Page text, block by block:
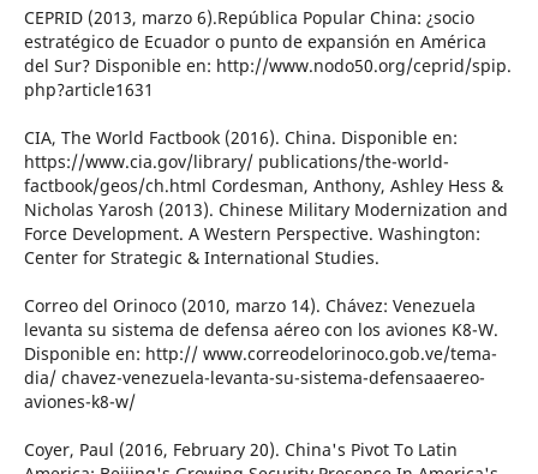
CEPRID (2013, marzo 6).República Popular China: ¿socio
estratégico de Ecuador o punto de expansión en América
del Sur? Disponible en: http://www.nodo50.org/ceprid/spip.
php?article1631
CIA, The World Factbook (2016). China. Disponible en:
https://www.cia.gov/library/ publications/the-world-
factbook/geos/ch.html Cordesman, Anthony, Ashley Hess &
Nicholas Yarosh (2013). Chinese Military Modernization and
Force Development. A Western Perspective. Washington:
Center for Strategic & International Studies.
Correo del Orinoco (2010, marzo 14). Chávez: Venezuela
levanta su sistema de defensa aéreo con los aviones K8-W.
Disponible en: http:// www.correodelorinoco.gob.ve/tema-
dia/ chavez-venezuela-levanta-su-sistema-defensaaereo-
aviones-k8-w/
Coyer, Paul (2016, February 20). China's Pivot To Latin